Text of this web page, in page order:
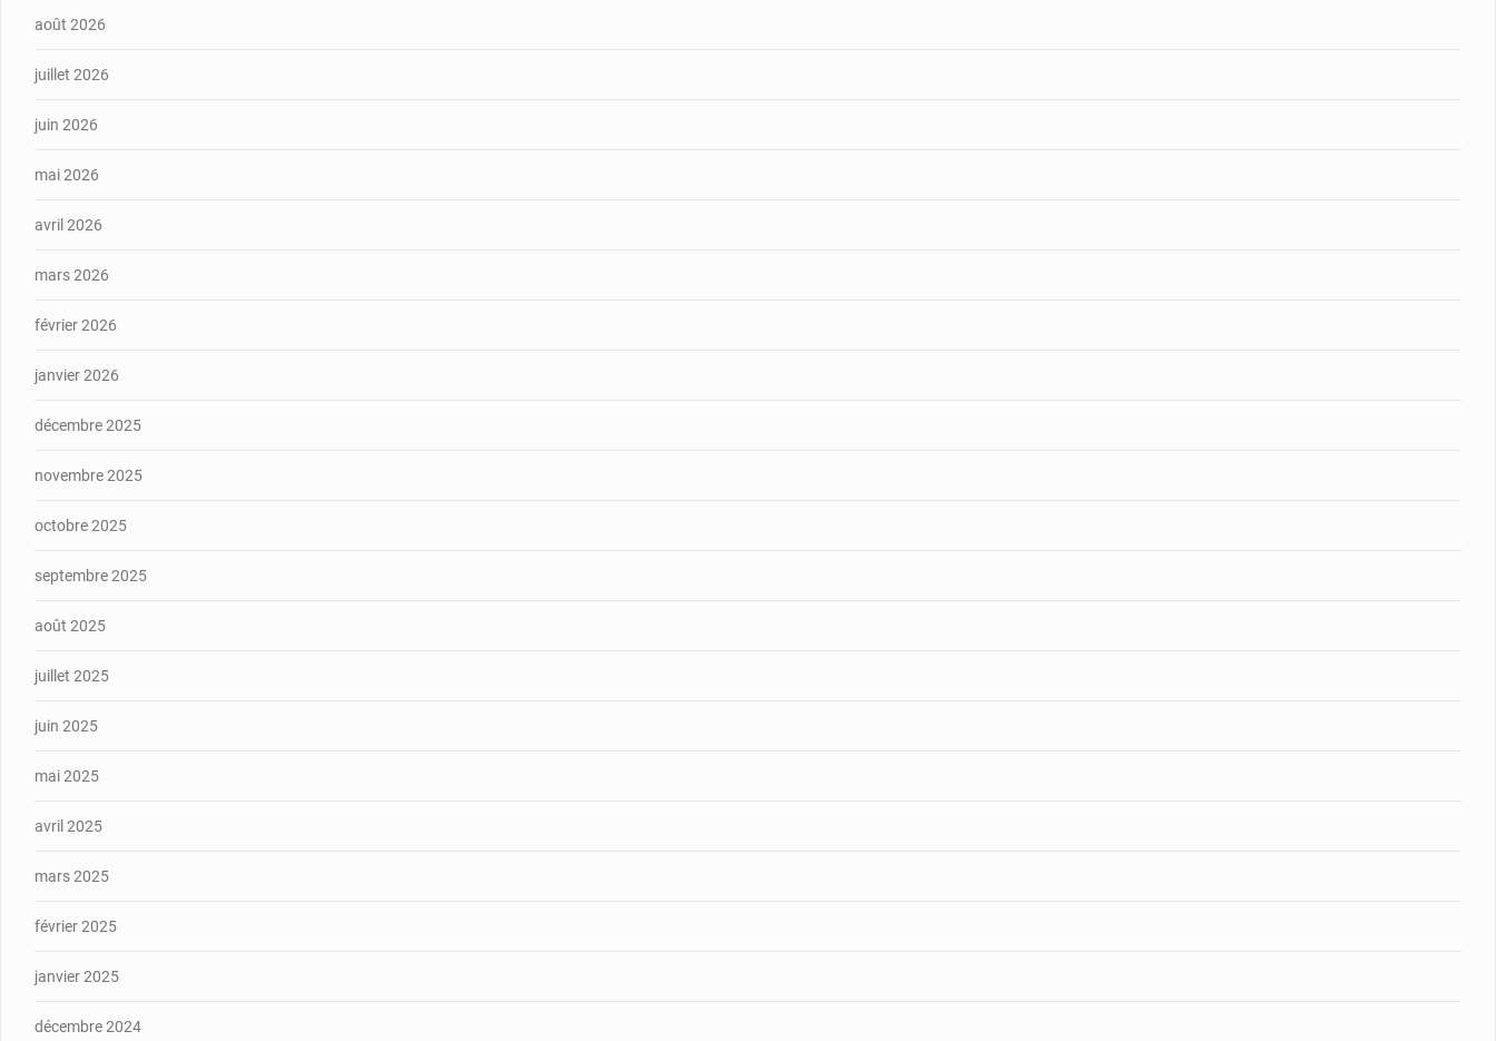
août 2026
juillet 2026
juin 2026
mai 2026
avril 2026
mars 2026
février 2026
janvier 2026
décembre 2025
novembre 2025
octobre 2025
septembre 2025
août 2025
juillet 2025
juin 2025
mai 2025
avril 2025
mars 2025
février 2025
janvier 2025
décembre 2024